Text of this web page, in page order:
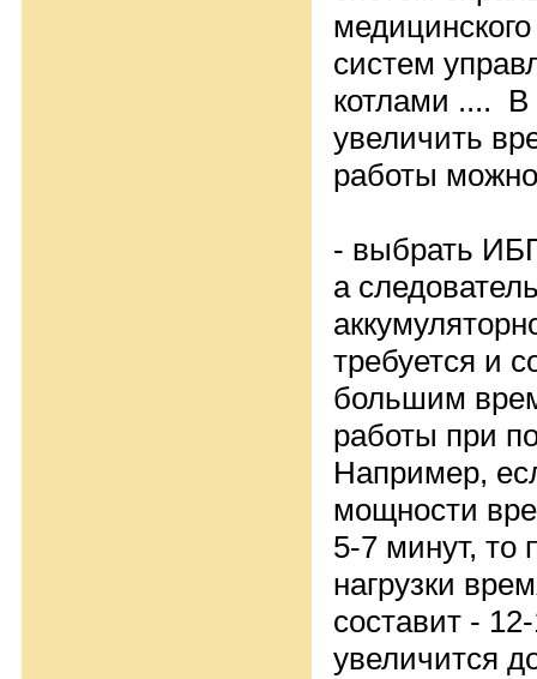
систем
котлами .... В
увеличить
работы
- выбрать
а
требуется и
большим
работы при
Например,
мощности
5-7 минут, то
нагрузки
составит -
увеличится